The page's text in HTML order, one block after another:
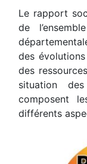
Le rapport
de
des
des
situation
composent
différents